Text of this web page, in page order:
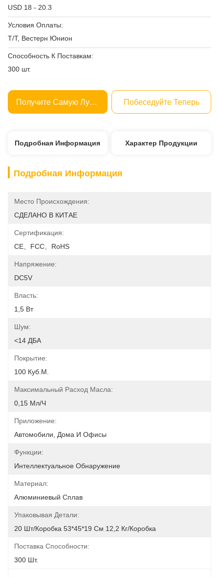
USD 18 - 20.3
Условия Оплаты:
Т/Т, Вестерн Юнион
Способность К Поставкам:
300 шт.
Получите Самую Лучшую Цену Побеседуйте Теперь
Подробная Информация Характер Продукции
Подробная Информация
Место Происхождения:
СДЕЛАНО В КИТАЕ
Сертификация:
CE、FCC、RoHS
Напряжение:
DC5V
Власть:
1,5 Вт
Шум:
<14 ДБА
Покрытие:
100 Куб.м.
Максимальный Расход Масла:
0,15 Мл/ч
Приложение:
Автомобили, Дома И Офисы
Функции:
Интеллектуальное Обнаружение
Материал:
Алюминиевый Сплав
Упаковывая Детали:
20 Шт/коробка 53*45*19 См 12,2 Кг/коробка
Поставка Способности:
300 Шт.